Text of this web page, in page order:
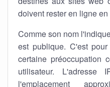
doivent rester en ligne
Comme son nom
est publique. C'est
certaine préoccupation
utilisateur. L'adresse
l'emplacement